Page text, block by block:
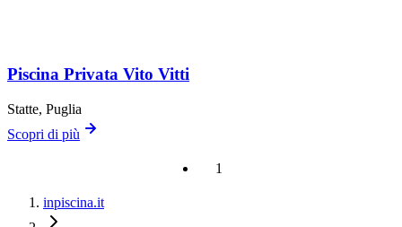
Piscina Privata Vito Vitti
Statte, Puglia
Scopri di più
1
inpiscina.it